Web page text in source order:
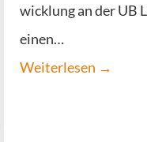
wick­lung an der UB
einen…
Wei­ter­le­sen →